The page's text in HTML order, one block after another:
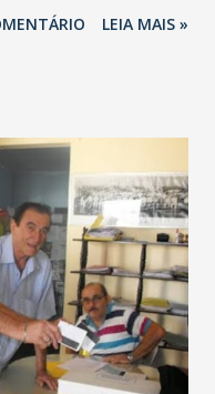
Os gols do Ceará
Brock e João
Chico e Auremir;
- Treinador: Lisca.
perdeu com
Guilherme Santos e
Paulo Silva e Muller;
- Treinador: Sérgio
oitava rodada:
LEIA MAIS »